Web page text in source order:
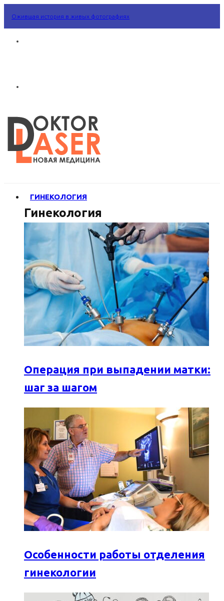
Ожившая история в живых фотографиях
ГИНЕКОЛОГИЯ
Гинекология
Операция при выпадении матки:
шаг за шагом
Особенности работы отделения
гинекологии